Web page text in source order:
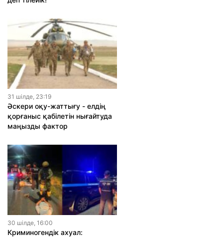
31 шiлде, 23:19
Әскери оқу-жаттығу - елдің
қорғаныс қабілетін нығайтуда
маңызды фактор
30 шiлде, 16:00
Криминогендік ахуал: